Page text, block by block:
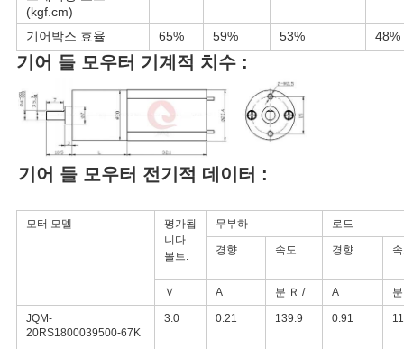
(kgf.cm)
기어박스 효율 65% 59% 53% 48%
기어 들 모우터 기계적 치수 :
기어 들 모우터 전기적 데이터 :
모터 모델
평가됩
니다
볼트.
무부하 로드
경향 속도 경향
Ｖ A 분 Ｒ / A
JQM-
20RS1800039500-67K
3.0 0.21 139.9 0.91